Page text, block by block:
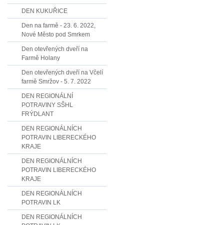
DEN KUKUŘICE
Den na farmě - 23. 6. 2022,
Nové Město pod Smrkem
Den otevřených dveří na
Farmě Holany
Den otevřených dveří na Včelí
farmě Smržov - 5. 7. 2022
DEN REGIONÁLNÍ
POTRAVINY SŠHL
FRÝDLANT
DEN REGIONÁLNÍCH
POTRAVIN LIBERECKÉHO
KRAJE
DEN REGIONÁLNÍCH
POTRAVIN LIBERECKÉHO
KRAJE
DEN REGIONÁLNÍCH
POTRAVIN LK
DEN REGIONÁLNÍCH